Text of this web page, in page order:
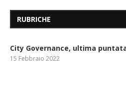
RUBRICHE
City Governance, ultima
15 Febbraio 2022